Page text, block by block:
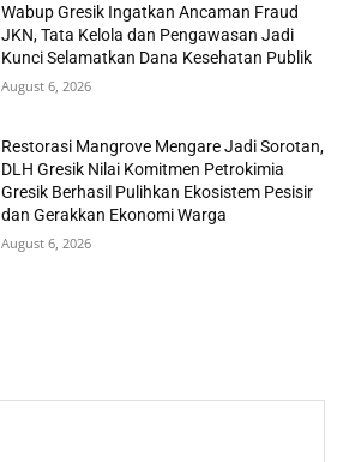
Wabup Gresik Ingatkan Ancaman Fraud
JKN, Tata Kelola dan Pengawasan Jadi
Kunci Selamatkan Dana Kesehatan Publik
August 6, 2026
Restorasi Mangrove Mengare Jadi Sorotan,
DLH Gresik Nilai Komitmen Petrokimia
Gresik Berhasil Pulihkan Ekosistem Pesisir
dan Gerakkan Ekonomi Warga
August 6, 2026